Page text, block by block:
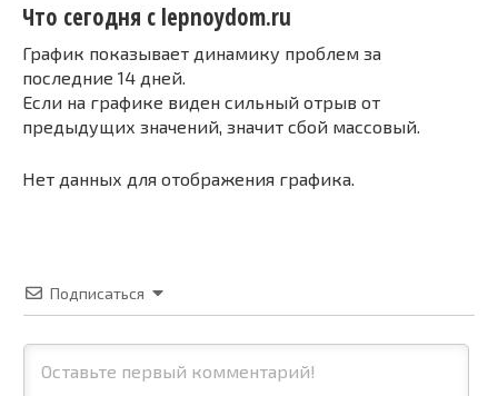
Что сегодня с lepnoydom.ru
График показывает динамику проблем за
последние 14 дней.
Если на графике виден сильный отрыв от
предыдущих значений, значит сбой массовый.
Нет данных для отображения графика.
Подписаться